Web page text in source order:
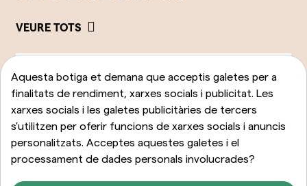
VEURE TOTS
Aquesta botiga et demana que acceptis galetes per a
finalitats de rendiment, xarxes socials i publicitat. Les
xarxes socials i les galetes publicitàries de tercers
s'utilitzen per oferir funcions de xarxes socials i anuncis
personalitzats. Acceptes aquestes galetes i el
processament de dades personals involucrades?